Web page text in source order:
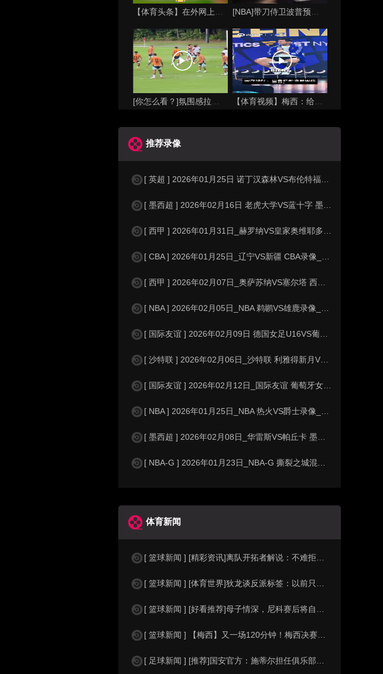
推荐录像
[ 英超 ] 2026年01月25日 诺丁汉森林VS布伦特福德 英超_全场
[ 墨西超 ] 2026年02月16日 老虎大学VS蓝十字 墨西超_全场录像
[ 西甲 ] 2026年01月31日_赫罗纳VS皇家奥维耶多 西甲录像_高
[ CBA ] 2026年01月25日_辽宁VS新疆 CBA录像_高清录像【
[ 西甲 ] 2026年02月07日_奥萨苏纳VS塞尔塔 西甲录像_全场录
[ NBA ] 2026年02月05日_NBA 鹈鹕VS雄鹿录像_全场录像【
[ 国际友谊 ] 2026年02月09日 德国女足U16VS葡萄牙女足U16
[ 沙特联 ] 2026年02月06日_沙特联 利雅得新月VS阿科多录像_高
[ 国际友谊 ] 2026年02月12日_国际友谊 葡萄牙女足U17VS希腊女
[ NBA ] 2026年01月25日_NBA 热火VS爵士录像_全场录像【
[ 墨西超 ] 2026年02月08日_华雷斯VS帕丘卡 墨西超录像_全场录
[ NBA-G ] 2026年01月23日_NBA-G 撕裂之城混音VS里奥格兰
体育新闻
[ 篮球新闻 ] [精彩资讯]离队开拓者解说：不难拒绝他们给我的合同 意识到他
[ 篮球新闻 ] [体育世界]狄龙谈反派标签：以前只是喷垃圾话 现在我用它来展
[ 篮球新闻 ] [好看推荐]母子情深，尼科赛后将自己的冠军奖牌送给看台上的母
[ 篮球新闻 ] 【梅西】又一场120分钟！梅西决赛跑动距离10.15km，最
[ 足球新闻 ] [推荐]国安官方：施蒂尔担任俱乐部守门员总教练，刘鹏担任守门